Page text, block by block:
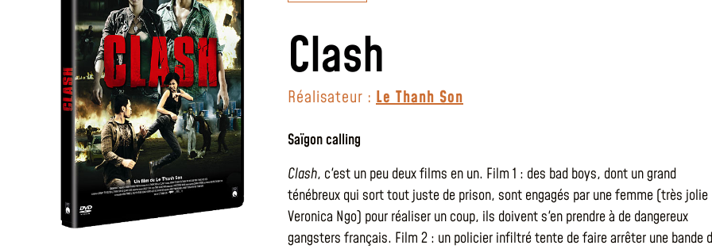
Clash
Réalisateur : Le Thanh Son
Saïgon calling
Clash, c'est un peu deux films en un. Film 1 : des bad boys, dont un grand
ténébreux qui sort tout juste de prison, sont engagés par une femme (très jolie
Veronica Ngo) pour réaliser un coup, ils doivent s'en prendre à de dangereux
gangsters français. Film 2 : un policier infiltré tente de faire arrêter une bande